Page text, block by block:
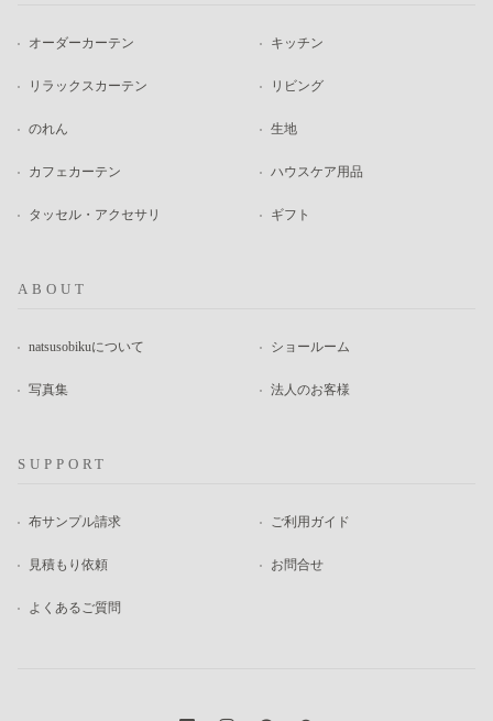
オーダーカーテン
リラックスカーテン
のれん
カフェカーテン
タッセル・アクセサリ
キッチン
リビング
生地
ハウスケア用品
ギフト
ABOUT
natsusobikuについて
写真集
ショールーム
法人のお客様
SUPPORT
布サンプル請求
見積もり依頼
よくあるご質問
ご利用ガイド
お問合せ